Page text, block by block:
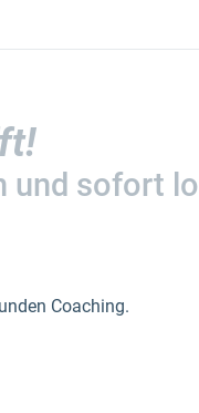
und sofort
Coaching.